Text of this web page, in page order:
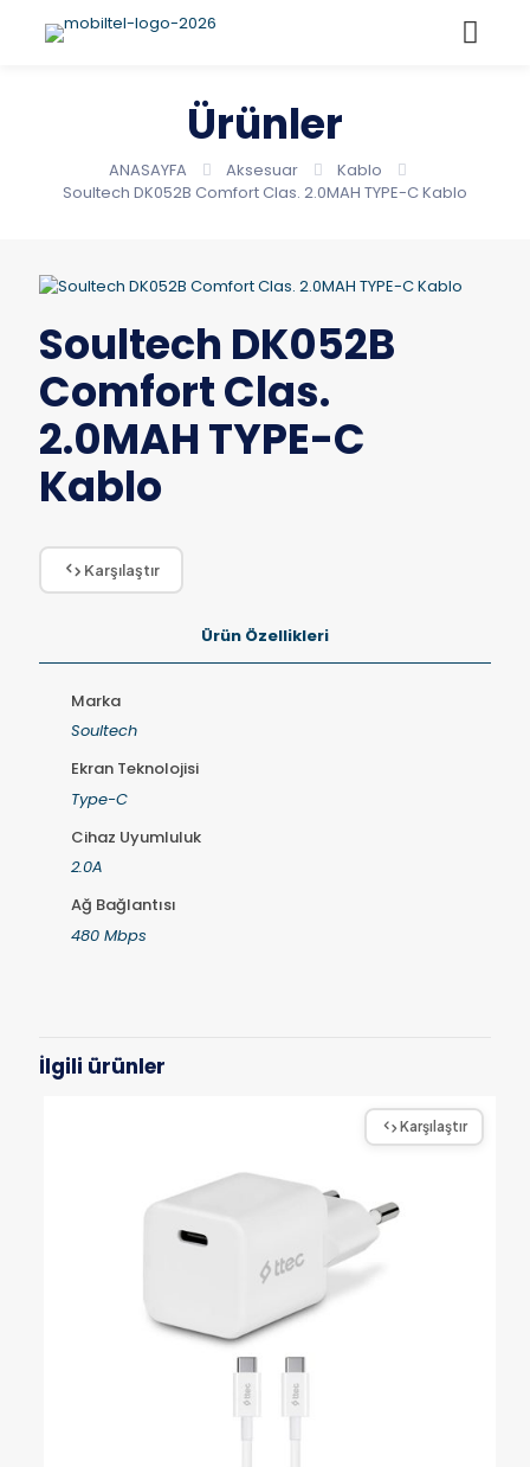
Ürünler
ANASAYFA Aksesuar
Kablo
Soultech DK052B Comfort Clas. 2.0MAH TYPE-C Kablo
Soultech DK052B
Comfort Clas.
2.0MAH TYPE-C
Kablo
Karşılaştır
Ürün Özellikleri
Marka
Soultech
Ekran Teknolojisi
Type-C
Cihaz Uyumluluk
2.0A
Ağ Bağlantısı
480 Mbps
İlgili ürünler
Karşılaştır